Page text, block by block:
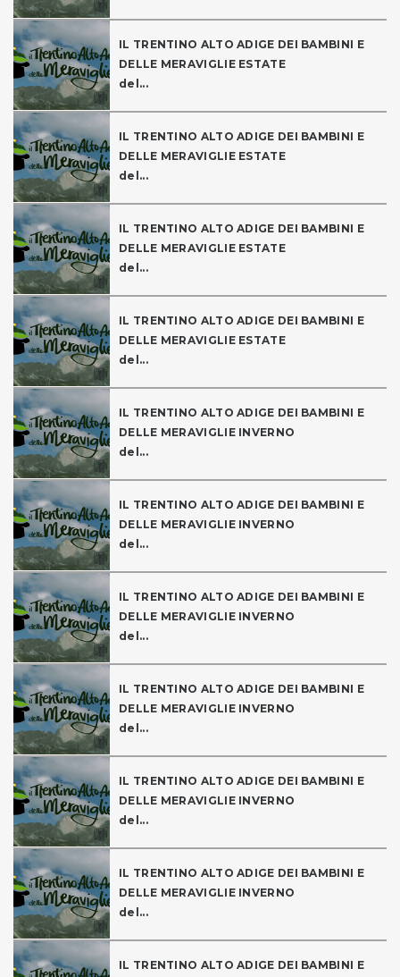
IL TRENTINO ALTO ADIGE DEI BAMBINI E
DELLE MERAVIGLIE ESTATE
del...
IL TRENTINO ALTO ADIGE DEI BAMBINI E
DELLE MERAVIGLIE ESTATE
del...
IL TRENTINO ALTO ADIGE DEI BAMBINI E
DELLE MERAVIGLIE ESTATE
del...
IL TRENTINO ALTO ADIGE DEI BAMBINI E
DELLE MERAVIGLIE ESTATE
del...
IL TRENTINO ALTO ADIGE DEI BAMBINI E
DELLE MERAVIGLIE INVERNO
del...
IL TRENTINO ALTO ADIGE DEI BAMBINI E
DELLE MERAVIGLIE INVERNO
del...
IL TRENTINO ALTO ADIGE DEI BAMBINI E
DELLE MERAVIGLIE INVERNO
del...
IL TRENTINO ALTO ADIGE DEI BAMBINI E
DELLE MERAVIGLIE INVERNO
del...
IL TRENTINO ALTO ADIGE DEI BAMBINI E
DELLE MERAVIGLIE INVERNO
del...
IL TRENTINO ALTO ADIGE DEI BAMBINI E
DELLE MERAVIGLIE INVERNO
del...
IL TRENTINO ALTO ADIGE DEI BAMBINI E